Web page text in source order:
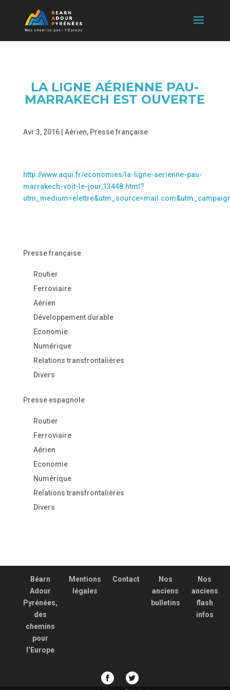
LA LIGNE AÉRIENNE PAU-
MARRAKECH EST OUVERTE
Avr 3, 2016| Aérien, Presse française
http://www.aqui.fr/economies/la-ligne-aerienne-pau-
marrakech-voit-le-jour,13448.html?
Presse française
Routier
Ferroviaire
Aérien
Développement durable
Economie
Numérique
Relations transfrontalières
Divers
Presse espagnole
Routier
Ferroviaire
Aérien
Economie
Numérique
Relations transfrontalières
Divers
Béarn
Adour
Pyrénées,
des
chemins
pour
l’Europe
Mentions
légales
Contact
Nos
anciens
bulletins
Nos
anciens
flash
infos